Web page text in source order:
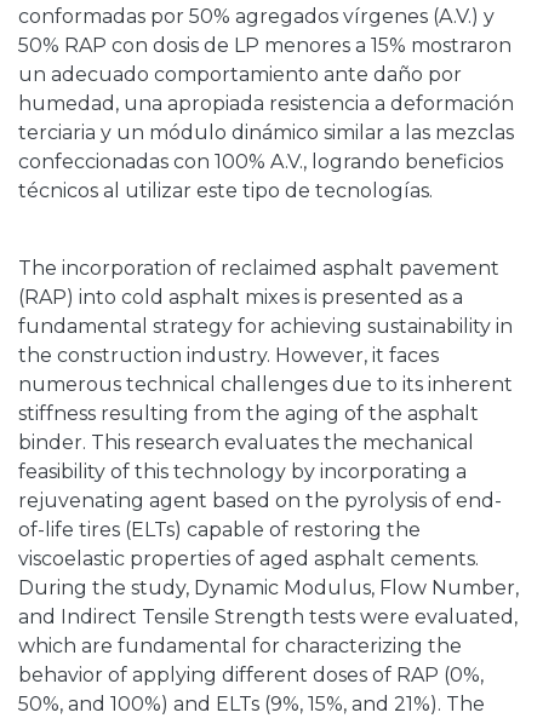
conformadas por 50% agregados vírgenes (A.V.) y
50% RAP con dosis de LP menores a 15% mostraron
un adecuado comportamiento ante daño por
humedad, una apropiada resistencia a deformación
terciaria y un módulo dinámico similar a las mezclas
confeccionadas con 100% A.V., logrando beneficios
técnicos al utilizar este tipo de tecnologías.
The incorporation of reclaimed asphalt pavement
(RAP) into cold asphalt mixes is presented as a
fundamental strategy for achieving sustainability in
the construction industry. However, it faces
numerous technical challenges due to its inherent
stiffness resulting from the aging of the asphalt
binder. This research evaluates the mechanical
feasibility of this technology by incorporating a
rejuvenating agent based on the pyrolysis of end-
of-life tires (ELTs) capable of restoring the
viscoelastic properties of aged asphalt cements.
During the study, Dynamic Modulus, Flow Number,
and Indirect Tensile Strength tests were evaluated,
which are fundamental for characterizing the
behavior of applying different doses of RAP (0%,
50%, and 100%) and ELTs (9%, 15%, and 21%). The